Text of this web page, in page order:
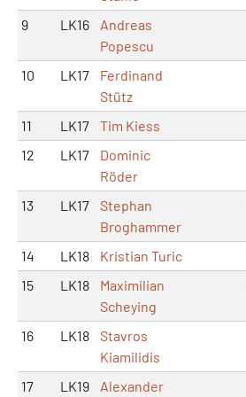
9
LK16
Andreas
Popescu
10 LK17
Ferdinand
Stütz
11 LK17 Tim Kiess
12
LK17
Dominic
Röder
13 LK17
Stephan
Broghammer
14 LK18 Kristian Turic
15
LK18
Maximilian
Scheying
16 LK18
Stavros
Kiamilidis
17 LK19
Alexander